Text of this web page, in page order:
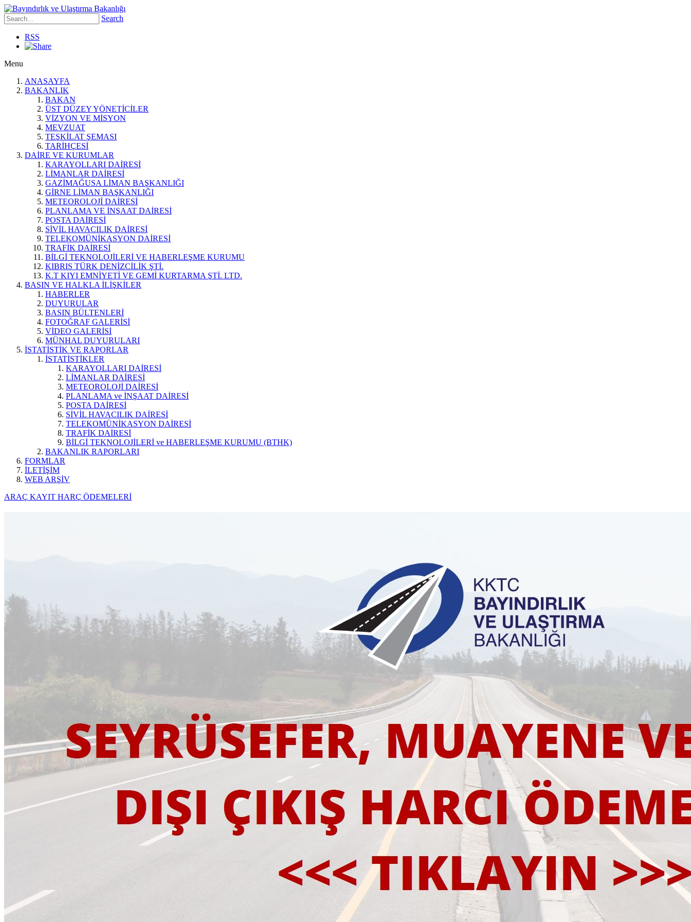
Search
RSS
Menu
ANASAYFA
BAKANLIK
BAKAN
ÜST DÜZEY YÖNETİCİLER
VİZYON VE MİSYON
MEVZUAT
TEŞKİLAT ŞEMASI
TARİHÇESİ
DAİRE VE KURUMLAR
KARAYOLLARI DAİRESİ
LİMANLAR DAİRESİ
GAZİMAĞUSA LİMAN BAŞKANLIĞI
GİRNE LİMAN BAŞKANLIĞI
METEOROLOJİ DAİRESİ
PLANLAMA VE İNŞAAT DAİRESİ
POSTA DAİRESİ
SİVİL HAVACILIK DAİRESİ
TELEKOMÜNİKASYON DAİRESİ
TRAFİK DAİRESİ
BİLGİ TEKNOLOJİLERİ VE HABERLEŞME KURUMU
KIBRIS TÜRK DENİZCİLİK ŞTİ.
K.T KIYI EMNİYETİ VE GEMİ KURTARMA ŞTİ. LTD.
BASIN VE HALKLA İLİŞKİLER
HABERLER
DUYURULAR
BASIN BÜLTENLERİ
FOTOĞRAF GALERİSİ
VİDEO GALERİSİ
MÜNHAL DUYURULARI
İSTATİSTİK VE RAPORLAR
İSTATİSTİKLER
KARAYOLLARI DAİRESİ
LİMANLAR DAİRESİ
METEOROLOJİ DAİRESİ
PLANLAMA ve İNŞAAT DAİRESİ
POSTA DAİRESİ
SİVİL HAVACILIK DAİRESİ
TELEKOMÜNİKASYON DAİRESİ
TRAFİK DAİRESİ
BİLGİ TEKNOLOJİLERİ ve HABERLEŞME KURUMU (BTHK)
BAKANLIK RAPORLARI
FORMLAR
İLETİŞİM
WEB ARŞİV
ARAÇ KAYIT HARÇ ÖDEMELERİ